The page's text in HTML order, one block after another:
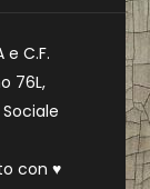
e C.F.
76L,
con ♥